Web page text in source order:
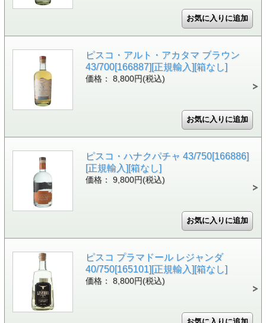
ピスコ・アルト・アカタマ ブラウン
43/700[166887][正規輸入][箱なし]
価格： 8,800円(税込)
ピスコ・ハナクパチャ 43/750[166886]
[正規輸入][箱なし]
価格： 9,800円(税込)
ピスコ プラマドール レジャンダ
40/750[165101][正規輸入][箱なし]
価格： 8,800円(税込)